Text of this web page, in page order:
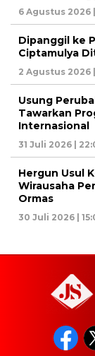
6 Agustus 2026
Dipanggil ke
Ciptamulya
2 Agustus 2026
Usung
Tawarkan
Internasional
31 Juli 2026 |
Hergun Usul
Wirausaha
Ormas
30 Juli 2026 |